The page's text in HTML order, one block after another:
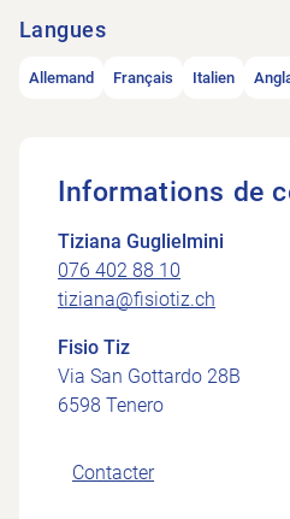
Langues
Allemand Français Italien
Informations de
Tiziana Guglielmini
076 402 88 10
tiziana@fisiotiz.ch
Fisio Tiz
Via San Gottardo 28B
6598 Tenero
Contacter